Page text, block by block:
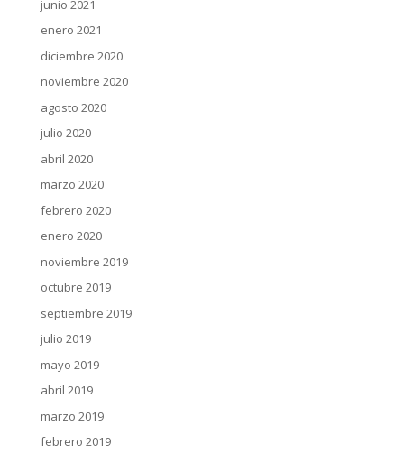
junio 2021
enero 2021
diciembre 2020
noviembre 2020
agosto 2020
julio 2020
abril 2020
marzo 2020
febrero 2020
enero 2020
noviembre 2019
octubre 2019
septiembre 2019
julio 2019
mayo 2019
abril 2019
marzo 2019
febrero 2019